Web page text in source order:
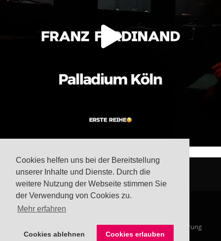
Cookies helfen uns bei der Bereitstellung
unserer Inhalte und Dienste. Durch die
weitere Nutzung der Webseite stimmen Sie
der Verwendung von Cookies zu.
Mehr erfahren
Cookies ablehnen Cookies erlauben
Impressum Datenschutzerklärung